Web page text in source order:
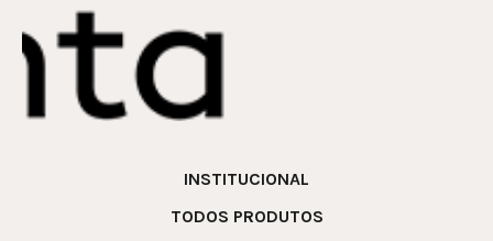
INSTITUCIONAL
TODOS PRODUTOS